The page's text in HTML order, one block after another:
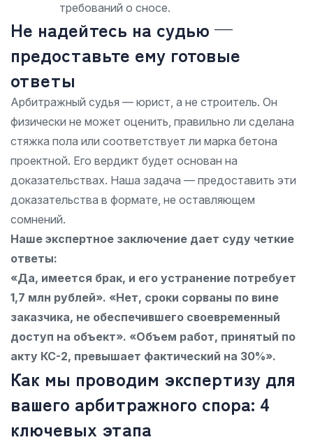
требований о сносе.
Не надейтесь на судью —
предоставьте ему готовые
ответы
Арбитражный судья — юрист, а не строитель. Он
физически не может оценить, правильно ли сделана
стяжка пола или соответствует ли марка бетона
проектной. Его вердикт будет основан на
доказательствах. Наша задача — предоставить эти
доказательства в формате, не оставляющем
сомнений.
Наше экспертное заключение дает суду четкие
ответы:
«Да, имеется брак, и его устранение потребует
1,7 млн рублей». «Нет, сроки сорваны по вине
заказчика, не обеспечившего своевременный
доступ на объект». «Объем работ, принятый по
акту КС-2, превышает фактический на 30%».
Как мы проводим экспертизу для
вашего арбитражного спора: 4
ключевых этапа